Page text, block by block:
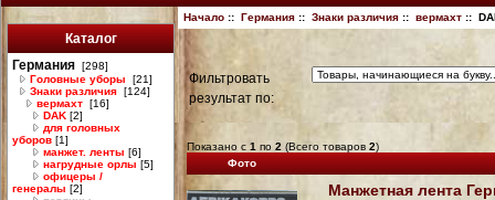
Каталог
Германия [298]
Головные уборы
[21]
Знаки различия [124]
вермахт [16]
DAK [2]
для головных
уборов [1]
манжет. ленты [6]
нагрудные орлы [5]
офицеры /
генералы [2]
Начало:: Германия:: Знаки различия:: вермахт::
Фильтровать
результат по:
Показано с 1 по 2 (Всего товаров 2)
Фото
Манжетная лента